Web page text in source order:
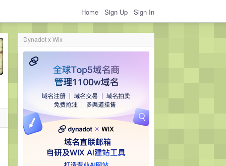
Home Sign Up Sign In
Dynadot x Wix